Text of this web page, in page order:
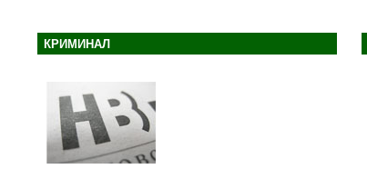
КРИМИНАЛ